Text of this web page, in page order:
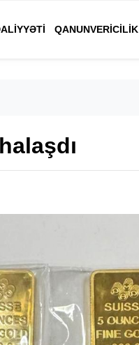
QANUNVERICILIK